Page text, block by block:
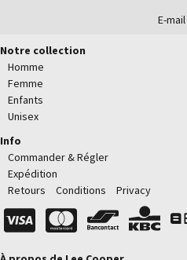
E-mail
Notre collection
Homme
Femme
Enfants
Unisex
Info
Commander & Régler
Expédition
Retours
Conditions Privacy